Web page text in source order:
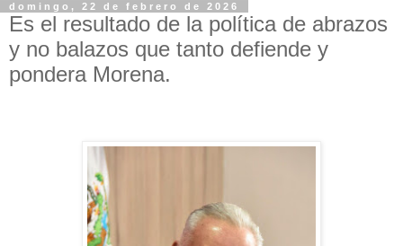
domingo, 22 de febrero de 2026
Es el resultado de la política de abrazos
y no balazos que tanto defiende y
pondera Morena.